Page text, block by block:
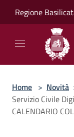
Regione
Home > Novità
Servizio Civile
CALENDARIO